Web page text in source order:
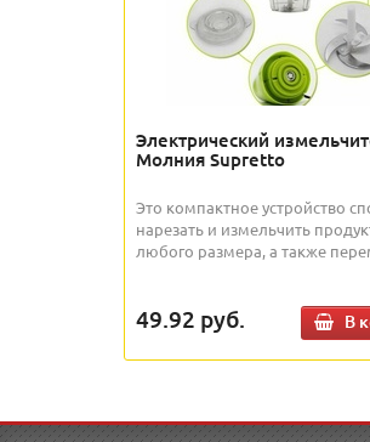
Электрический
Молния Supretto
Это компактное устройство
нарезать и измельчить
любого размера, а также
49.92 руб. В